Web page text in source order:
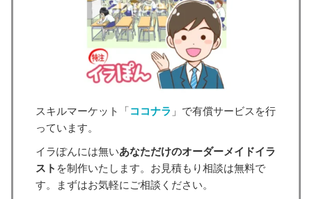
スキルマーケット「ココナラ 」で有償サービスを行
っています。
イラぽんには無いあなただけのオーダーメイドイラ
スト を制作いたします。お見積もり相談は無料で
す。まずはお気軽にご相談ください。